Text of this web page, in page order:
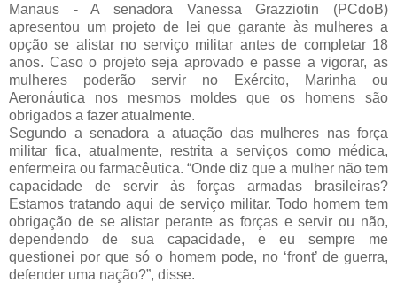
Manaus - A senadora Vanessa Grazziotin (PCdoB)
apresentou um projeto de lei que garante às mulheres a
opção se alistar no serviço militar antes de completar 18
anos. Caso o projeto seja aprovado e passe a vigorar, as
mulheres poderão servir no Exército, Marinha ou
Aeronáutica nos mesmos moldes que os homens são
obrigados a fazer atualmente.
Segundo a senadora a atuação das mulheres nas força
militar fica, atualmente, restrita a serviços como médica,
enfermeira ou farmacêutica. “Onde diz que a mulher não tem
capacidade de servir às forças armadas brasileiras?
Estamos tratando aqui de serviço militar. Todo homem tem
obrigação de se alistar perante as forças e servir ou não,
dependendo de sua capacidade, e eu sempre me
questionei por que só o homem pode, no ‘front’ de guerra,
defender uma nação?”, disse.